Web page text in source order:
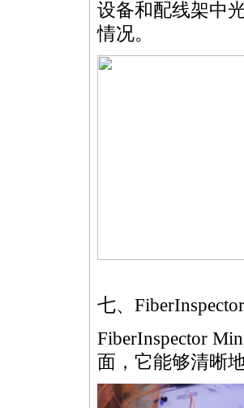
设备和配线架中
情况。
七、
FiberInspector
面，它能够清晰